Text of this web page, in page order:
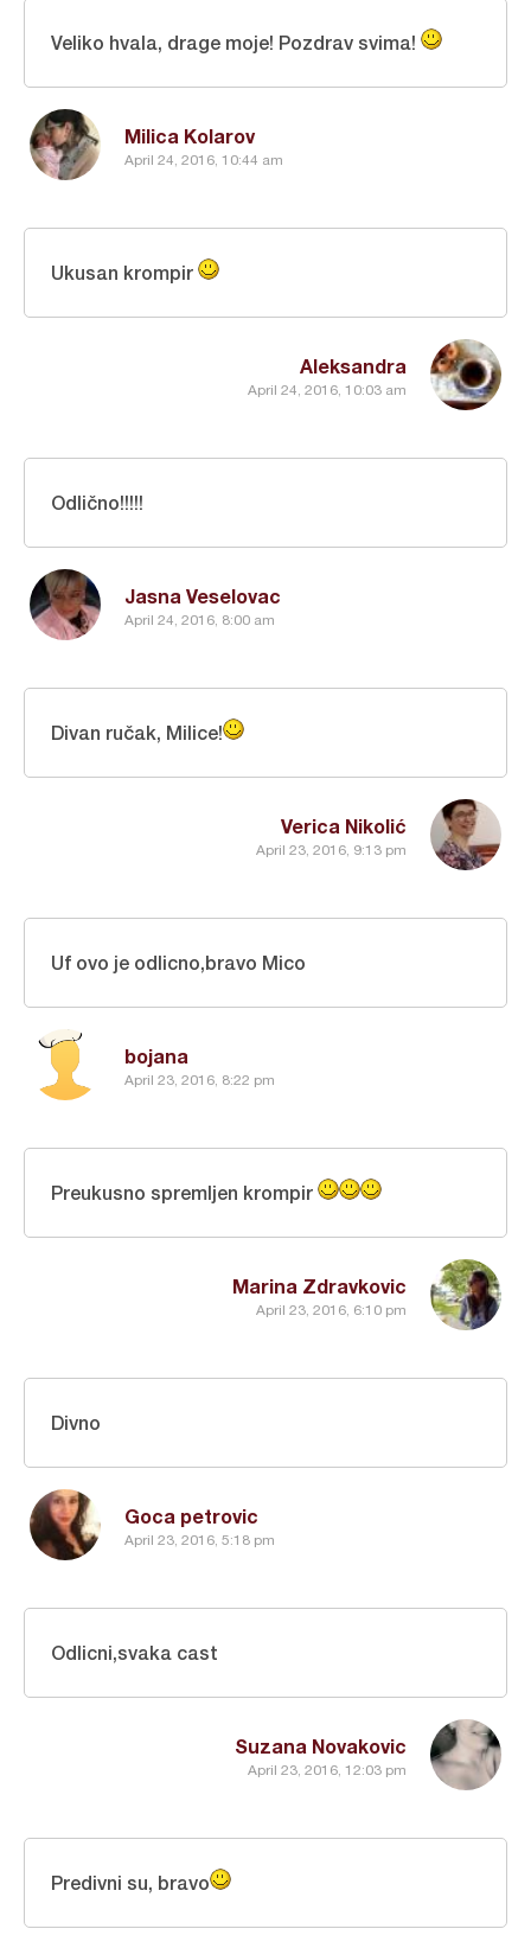
Milica Kolarov
April 24, 2016, 10:44 am
Veliko hvala, drage moje! Pozdrav svima!
Aleksandra
April 24, 2016, 10:03 am
Ukusan krompir
Jasna Veselovac
April 24, 2016, 8:00 am
Odlično!!!!!
Verica Nikolić
April 23, 2016, 9:13 pm
Divan ručak, Milice!
bojana
April 23, 2016, 8:22 pm
Uf ovo je odlicno,bravo Mico
Marina Zdravkovic
April 23, 2016, 6:10 pm
Preukusno spremljen krompir
Goca petrovic
April 23, 2016, 5:18 pm
Divno
Suzana Novakovic
April 23, 2016, 12:03 pm
Odlicni,svaka cast
Predivni su, bravo